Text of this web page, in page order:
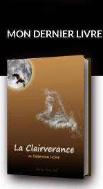
MON DERNIER LIVRE